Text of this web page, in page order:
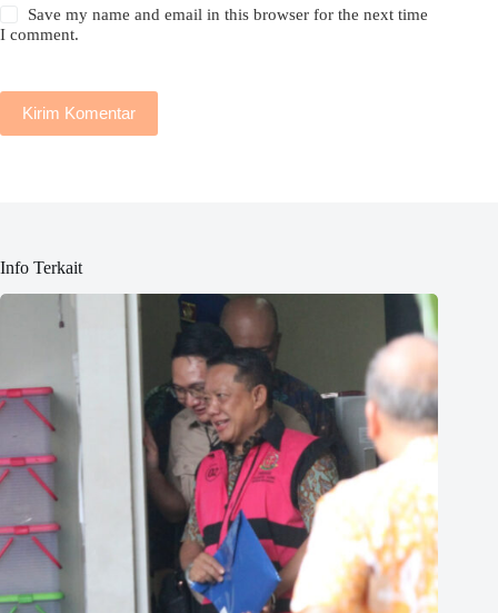
Save my name and email in this browser for the next time
I comment.
Kirim Komentar
Info Terkait